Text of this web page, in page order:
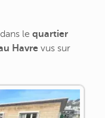
dans le quartier
Havre vus sur